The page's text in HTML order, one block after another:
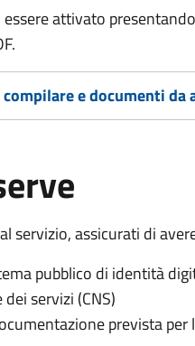
essere attivato
e documenti da
servizio, assicurati di
pubblico di identità
servizi (CNS)
prevista per